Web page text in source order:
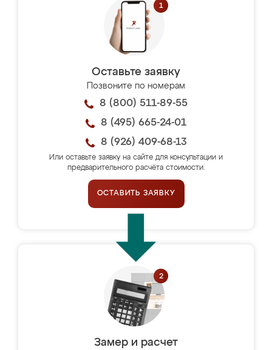
Оставьте заявку
Позвоните по номерам
8 (800) 511-89-55
8 (495) 665-24-01
8 (926) 409-68-13
Или оставьте заявку на сайте для консультации и
предварительного расчёта стоимости.
ОСТАВИТЬ ЗАЯВКУ
Замер и расчет